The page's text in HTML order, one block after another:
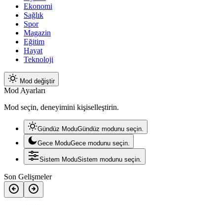
Ekonomi
Sağlık
Spor
Magazin
Eğitim
Hayat
Teknoloji
Mod değiştir
Mod Ayarları
Mod seçin, deneyimini kişiselleştirin.
Gündüz ModuGündüz modunu seçin.
Gece ModuGece modunu seçin.
Sistem ModuSistem modunu seçin.
Son Gelişmeler